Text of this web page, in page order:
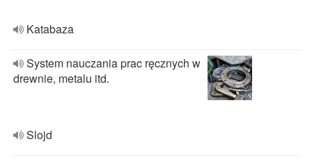
Katabaza
System nauczania prac ręcznych w
drewnie, metalu itd.
Slojd